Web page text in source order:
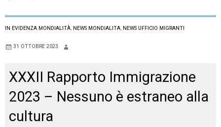
IN EVIDENZA MONDIALITÀ, NEWS MONDIALITA, NEWS UFFICIO MIGRANTI
31 OTTOBRE 2023
XXXII Rapporto Immigrazione
2023 – Nessuno è estraneo alla
cultura